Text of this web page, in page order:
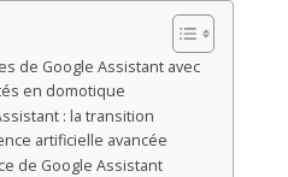
de Google Assistant avec
en domotique
: la transition
artificielle avancée
de Google Assistant